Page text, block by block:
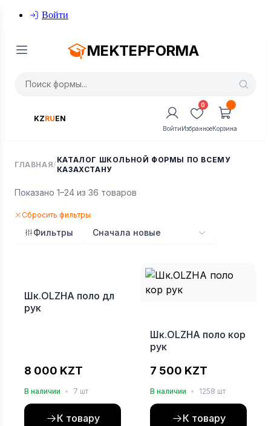
Войти
MEKTEPFORMA
KZRUEN
Войти
0
ИзбранноеКорзина
ГЛАВНАЯ/
КАТАЛОГ ШКОЛЬНОЙ ФОРМЫ ПО ВСЕМУ
КАЗАХСТАНУ
Показано 1–24 из 36 товаров
Сбросить фильтры
Фильтры Сначала новые
Шк.OLZHA поло дл
рук
8 000 KZT
В наличии • 7 шт
К товару
Шк.OLZHA поло кор
рук
7 500 KZT
В наличии • 1258 шт
К товару